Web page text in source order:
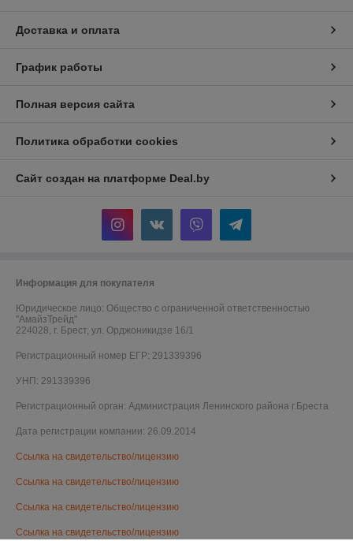
Доставка и оплата
График работы
Полная версия сайта
Политика обработки cookies
Сайт создан на платформе Deal.by
Информация для покупателя
Юридическое лицо: Общество с ограниченной ответственностью
"АмайзТрейд"
224028, г. Брест, ул. Орджоникидзе 16/1
Регистрационный номер ЕГР: 291339396
УНП: 291339396
Регистрационный орган: Администрация Ленинского района г.Бреста
Дата регистрации компании: 26.09.2014
Ссылка на свидетельство/лицензию
Ссылка на свидетельство/лицензию
Ссылка на свидетельство/лицензию
Ссылка на свидетельство/лицензию